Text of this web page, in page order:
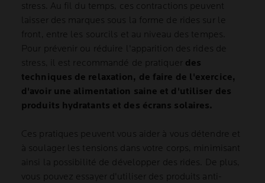
stress. Au fil du temps, ces contractions peuvent
laisser des marques sous la forme de rides sur le
front, entre les sourcils et au niveau des tempes.
Pour prévenir ou réduire l'apparition des rides de
stress, il est recommandé de pratiquer des
techniques de relaxation, de faire de l'exercice,
d'avoir une alimentation saine et d'utiliser des
produits hydratants et des écrans solaires.
Ces pratiques peuvent vous aider à vous détendre et
à soulager les tensions dans votre corps, minimisant
ainsi la possibilité de développer des rides. De plus,
vous pouvez essayer d'utiliser des produits anti-